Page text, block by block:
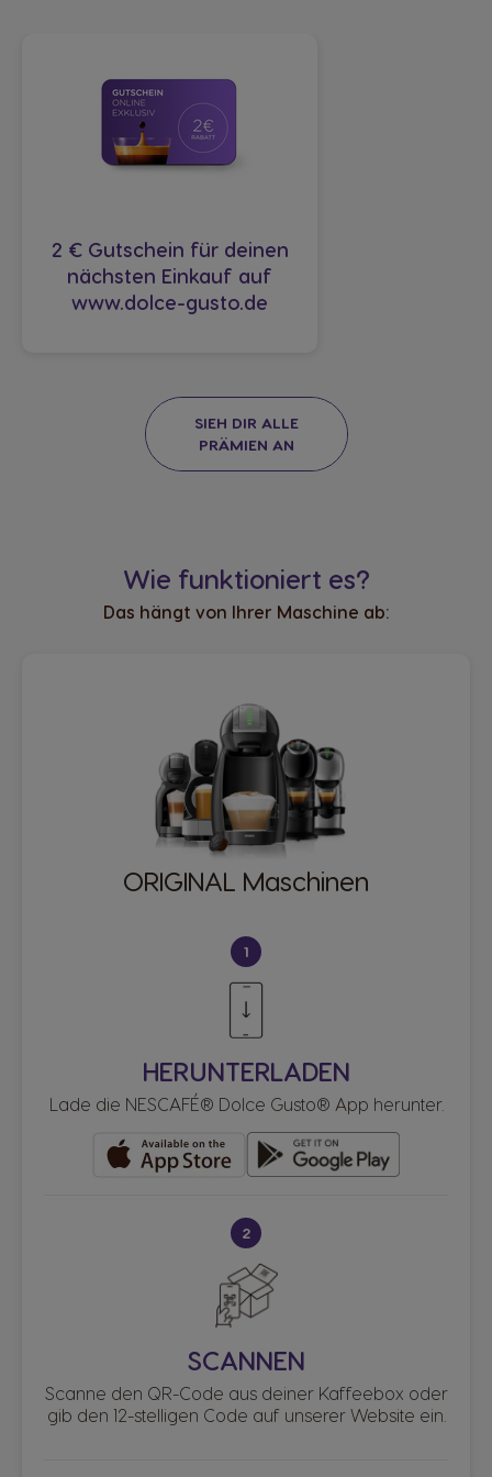
2 € Gutschein für deinen
nächsten Einkauf auf
www.dolce-gusto.de
SIEH DIR ALLE
PRÄMIEN AN
Wie funktioniert es?
Das hängt von Ihrer Maschine ab:
ORIGINAL Maschinen
1
HERUNTERLADEN
Lade die NESCAFÉ® Dolce Gusto® App herunter.
2
SCANNEN
Scanne den QR-Code aus deiner Kaffeebox oder
gib den 12-stelligen Code auf unserer Website ein.